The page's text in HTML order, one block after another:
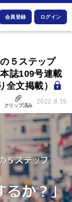
会員登録 ログイン
５ステップ
誌109号連載
文掲載）
クリップ済み
2022.8.19